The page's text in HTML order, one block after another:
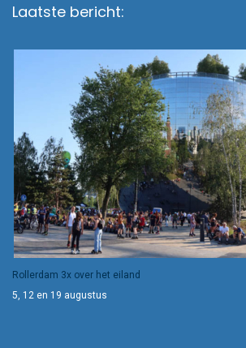
Laatste bericht:
Rollerdam 3x over het eiland
5, 12 en 19 augustus